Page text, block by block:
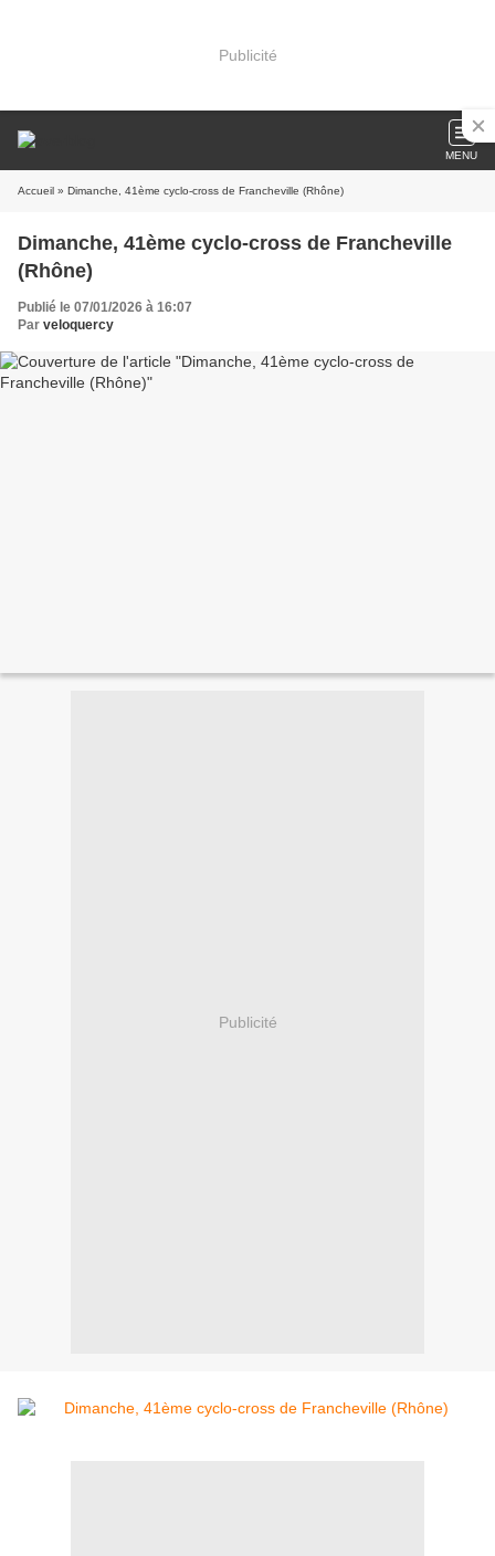
Publicité
MENU
Accueil » Dimanche, 41ème cyclo-cross de Francheville (Rhône)
Dimanche, 41ème cyclo-cross de Francheville
(Rhône)
Publié le 07/01/2026 à 16:07
Par veloquercy
Publicité